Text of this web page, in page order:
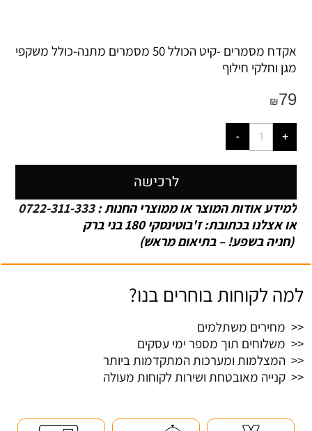
אקדח מסמרים -קיט הכולל 50 מסמרים מתנה-כולל משקפי
מגן וחלקי חילוף
₪79
לרכישה
למידע אודות המוצר או ממוצרי החנות :0722-311-333
או אצלנו בכתובת: ז'בוטינסקי 180 בני ברק
(חניה בשפע! – בתיאום מראש)
למה לקוחות בוחרים בנו?
<< מחירים משתלמים
<< משלוחים תוך מספר ימי עסקים
<< המצלמות ומערכות המתקדמות ביותר
<< קנייה מאובטחת ושירות לקוחות מעולה